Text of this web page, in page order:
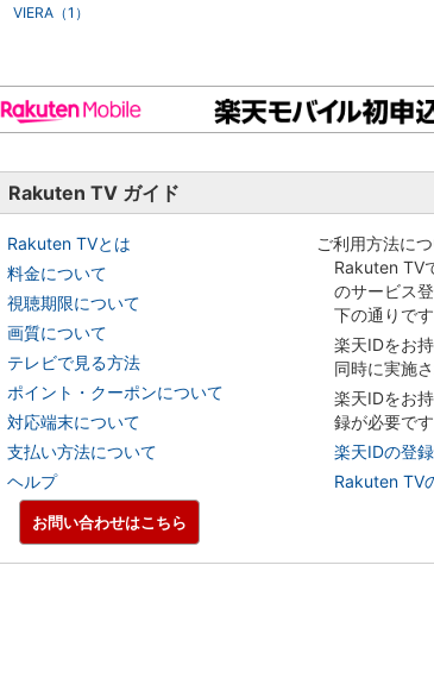
VIERA（1）
Rakuten TV ガイド
Rakuten TVとは
料金について
視聴期限について
画質について
テレビで見る方法
ポイント・クーポンについて
対応端末について
支払い方法について
ヘルプ
ご利用方法に
Rakuten TV
のサービス
下の通りです
楽天IDをお
同時に実施
楽天IDをお
録が必要です
楽天IDの登
Rakuten TV
お問い合わせはこちら